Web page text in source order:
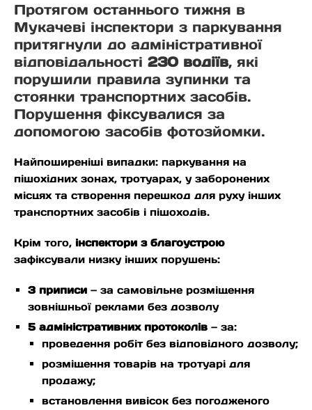
Протягом останнього тижня в
Мукачеві інспектори з паркування
притягнули до адміністративної
відповідальності 230 водіїв, які
порушили правила зупинки та
стоянки транспортних засобів.
Порушення фіксувалися за
допомогою засобів фотозйомки.
Найпоширеніші випадки: паркування на
пішохідних зонах, тротуарах, у заборонених
місцях та створення перешкод для руху інших
транспортних засобів і пішоходів.
Крім того, інспектори з благоустрою
зафіксували низку інших порушень:
3 приписи — за самовільне розміщення
зовнішньої реклами без дозволу
5 адміністративних протоколів — за:
проведення робіт без відповідного дозволу;
розміщення товарів на тротуарі для
продажу;
встановлення вивісок без погодженого